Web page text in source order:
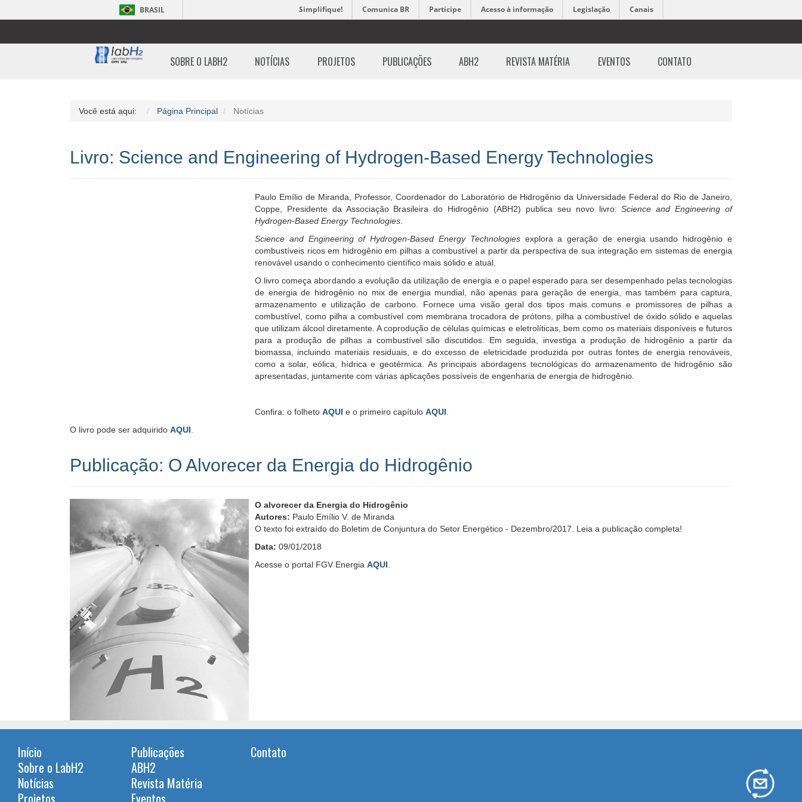
BRASIL Simplifique! Comunica BR Participe Acesso à informação Legislação Canais
SOBRE O LABH2 NOTÍCIAS PROJETOS PUBLICAÇÕES ABH2 REVISTA MATÉRIA EVENTOS CONTATO
Você está aqui: Página Principal Notícias
Livro: Science and Engineering of Hydrogen-Based Energy Technologies
Paulo Emílio de Miranda, Professor, Coordenador do Laboratório de Hidrogênio da Universidade Federal do Rio de Janeiro,
Coppe, Presidente da Associação Brasileira do Hidrogênio (ABH2) publica seu novo livro:Science and Engineering of
Hydrogen-Based Energy Technologies
Science and Engineering of Hydrogen-Based Energy Technologiesexplora a geração de energia usando hidrogênio e
combustíveis ricos em hidrogênio em pilhas a combustível a partir da perspectiva de sua integração em sistemas de energia
renovável usando o conhecimento científico mais sólido e atual.
O livro começa abordando a evolução da utilização de energia e o papel esperado para ser desempenhado pelas tecnologias
de energia de hidrogênio no mix de energia mundial, não apenas para geração de energia, mas também para captura,
armazenamento e utilização de carbono. Fornece uma visão geral dos tipos mais comuns e promissores de pilhas a
combustível, como pilha a combustível com membrana trocadora de prótons, pilha a combustível de óxido sólido e aquelas
que utilizam álcool diretamente. A coprodução de células químicas e eletrolíticas, bem como os materiais disponíveis e futuros
para a produção de pilhas a combustível são discutidos. Em seguida, investiga a produção de hidrogênio a partir da
biomassa, incluindo materiais residuais, e do excesso de eletricidade produzida por outras fontes de energia renováveis,
como a solar, eólica, hídrica e geotérmica. As principais abordagens tecnológicas do armazenamento de hidrogênio são
apresentadas, juntamente com várias aplicações possíveis de engenharia de energia de hidrogênio.
Confira: o folheto AQUI e o primeiro capítulo AQUI
O livro pode ser adquirido AQUI
Publicação: O Alvorecer da Energia do Hidrogênio
O alvorecer da Energia do Hidrogênio
Autores: Paulo Emílio V. de Miranda
O texto foi extraído do Boletim de Conjuntura do Setor Energético - Dezembro/2017. Leia a publicação completa!
Data: 09/01/2018
Acesse o portal FGV Energia AQUI
Início
Sobre o LabH2
Notícias
Projetos
Publicações
ABH2
Revista Matéria
Eventos
Contato